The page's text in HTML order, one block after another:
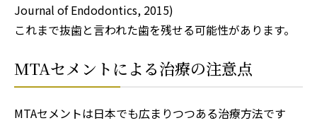
Journal of Endodontics, 2015)
これまで抜歯と言われた歯を残せる可能性があります。
MTAセメントによる治療の注意点
MTAセメントは日本でも広まりつつある治療方法です